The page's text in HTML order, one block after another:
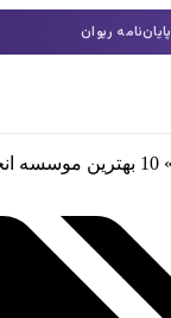
ریوان
»
10 بهترین موسسه